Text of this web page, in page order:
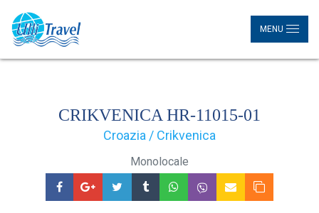
MENU
CRIKVENICA HR-11015-01
Croazia / Crikvenica
Monolocale